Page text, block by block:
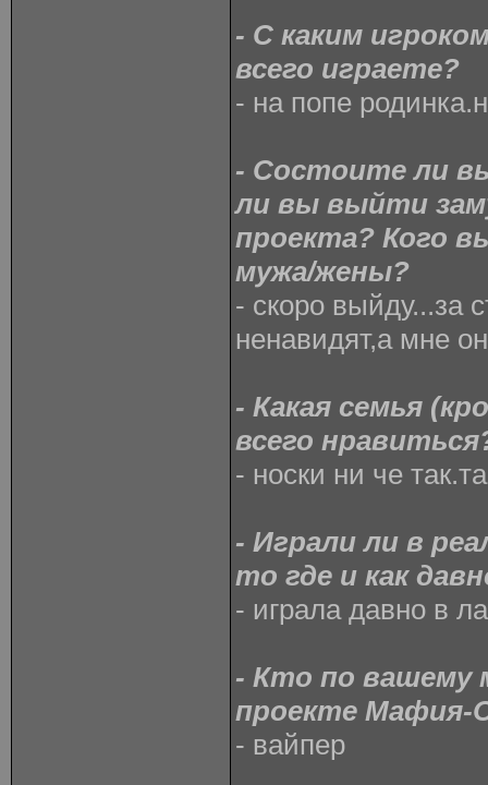
- С каким
всего играете?
- на попе
- Состоите ли
ли вы выйти
проекта? Кого
мужа/жены?
- скоро выйду...за
ненавидят,а мне
- Какая семья
всего
- носки ни че
- Играли ли в
то где и как
- играла давно в
- Кто по вашему
проекте Мафия-
- вайпер